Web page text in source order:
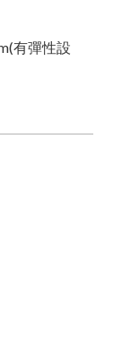
有彈性設